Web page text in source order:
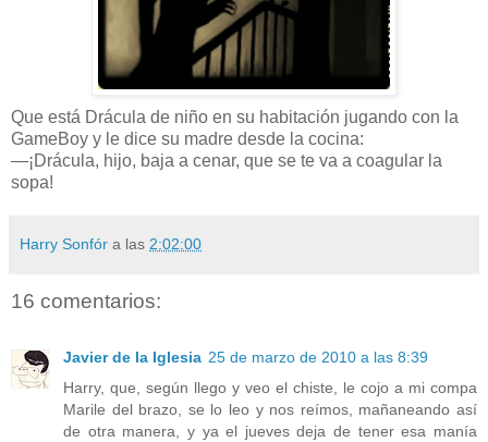
Que está Drácula de niño en su habitación jugando con la
GameBoy y le dice su madre desde la cocina:
—¡Drácula, hijo, baja a cenar, que se te va a coagular la
sopa!
Harry Sonfór a las 2:02:00
16 comentarios:
Javier de la Iglesia 25 de marzo de 2010 a las 8:39
Harry, que, según llego y veo el chiste, le cojo a mi compa
Marile del brazo, se lo leo y nos reímos, mañaneando así
de otra manera, y ya el jueves deja de tener esa manía